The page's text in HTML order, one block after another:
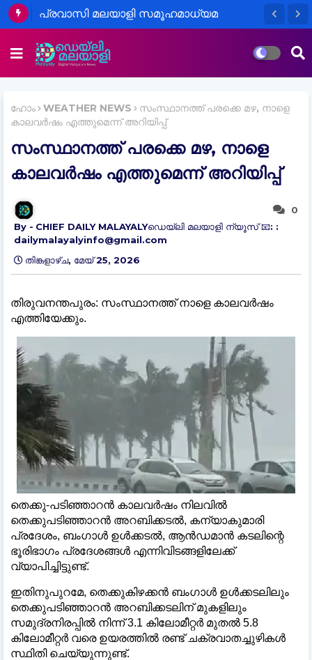
പ്രവാസി മലയാളി സമൂഹമാധ്യമ
നിങ്ങൾ,സൂക്ഷിച്ചില്ലെങ്കിൽ വമ്പൻ പണി..!
ഹോം WEATHER NEWS
സംസ്ഥാനത്ത് പരക്കെ മഴ, നാളെ
കാലവർഷം എത്തുമെന്ന് അറിയിപ്പ്
സംസ്ഥാനത്ത് പരക്കെ മഴ, നാളെ
കാലവർഷം എത്തുമെന്ന് അറിയിപ്പ്
0
CHIEF DAILY MALAYALYഡെയ്‌ലി മലയാളി ന്യൂസ് 📧: :
dailymalayalyinfo@gmail.com
തിങ്കളാഴ്‌ച, മേയ് 25, 2026
തിരുവനന്തപുരം: സംസ്ഥാനത്ത് നാളെ കാലവർഷം
എത്തിയേക്കും.
തെക്കു-പടിഞ്ഞാറൻ കാലവർഷം നിലവിൽ
തെക്കുപടിഞ്ഞാറൻ അറബിക്കടൽ, കന്യാകുമാരി
പ്രദേശം, ബംഗാൾ ഉൾക്കടൽ, ആൻഡമാൻ കടലിന്റെ
ഭൂരിഭാഗം പ്രദേശങ്ങൾ എന്നിവിടങ്ങളിലേക്ക്
വ്യാപിച്ചിട്ടുണ്ട്.
ഇതിനുപുറമേ, തെക്കുകിഴക്കൻ ബംഗാൾ ഉൾക്കടലിലും
തെക്കുപടിഞ്ഞാറൻ അറബിക്കടലിന് മുകളിലും
സമുദ്രനിരപ്പിൽ നിന്ന് 3.1 കിലോമീറ്റർ മുതൽ 5.8
കിലോമീറ്റർ വരെ ഉയരത്തിൽ രണ്ട് ചക്രവാതച്ചുഴികൾ
സ്ഥിതി ചെയ്യുന്നുണ്ട്.